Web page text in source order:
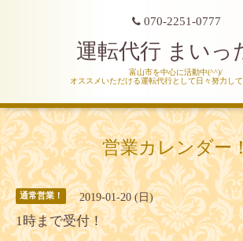
070-2251-0777
運転代行 まいっ
富山市を中心に活動中(^^)/
オススメいただける運転代行として日々努力して
営業カレンダー
通常営業！ 2019-01-20 (日)
1時まで受付！